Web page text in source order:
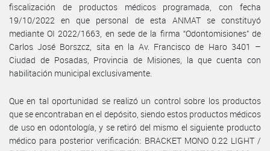
fiscalización de productos médicos programada, con fecha
19/10/2022 en que personal de esta ANMAT se constituyó
mediante OI 2022/1663, en sede de la firma “Odontomisiones” de
Carlos José Borszcz, sita en la Av. Francisco de Haro 3401 –
Ciudad de Posadas, Provincia de Misiones, la que cuenta con
habilitación municipal exclusivamente.
Que en tal oportunidad se realizó un control sobre los productos
que se encontraban en el depósito, siendo estos productos médicos
de uso en odontología, y se retiró del mismo el siguiente producto
médico para posterior verificación: BRACKET MONO 0.22 LIGHT /